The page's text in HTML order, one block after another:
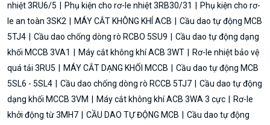
nhiệt 3RU6/5
Phụ kiện cho rơ-le nhiệt 3RB30/31
Phụ kiện cho rơ-
le an toàn 3SK2
MÁY CẮT KHÔNG KHÍ ACB
Cầu dao tự động MCB
5TJ4
Cầu dao chống dòng rò RCBO 5SU9
Cầu dao tự động dạng
khối MCCB 3VA1
Máy cắt không khí ACB 3WT
Rơ-le nhiệt bảo vệ
quá tải 3RU5
MÁY CẮT DẠNG KHỐI MCCB
Cầu dao tự động MCB
5SL6 - 5SL4
Cầu dao chống dòng rò RCCB 5TJ7
Cầu dao tự động
dạng khối MCCB 3VM
Máy cắt không khí ACB 3WA 3 cực
Rơ-le
khởi động từ 3MH7
CẦU DAO TỰ ĐỘNG MCB
Cầu dao tự động